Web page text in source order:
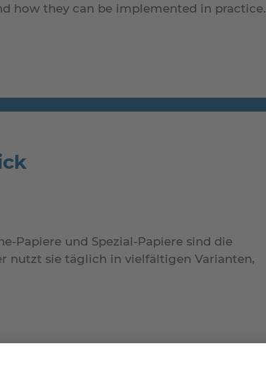
how they can be implemented in practice.
Papiere und Spezial-Papiere sind die
nutzt sie täglich in vielfältigen Varianten,